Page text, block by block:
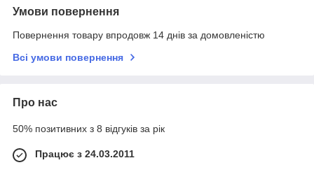
Умови повернення
Повернення товару впродовж 14 днів за домовленістю
Всі умови повернення
Про нас
50% позитивних з 8 відгуків за рік
Працює з 24.03.2011